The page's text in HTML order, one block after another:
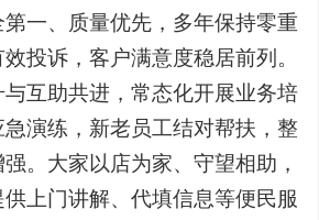
一、质量优先，多年保持零重
投诉，客户满意度稳居前列。
互助共进，常态化开展业务培
演练，新老员工结对帮扶，整
。大家以店为家、守望相助，
上门讲解、代填信息等便民服